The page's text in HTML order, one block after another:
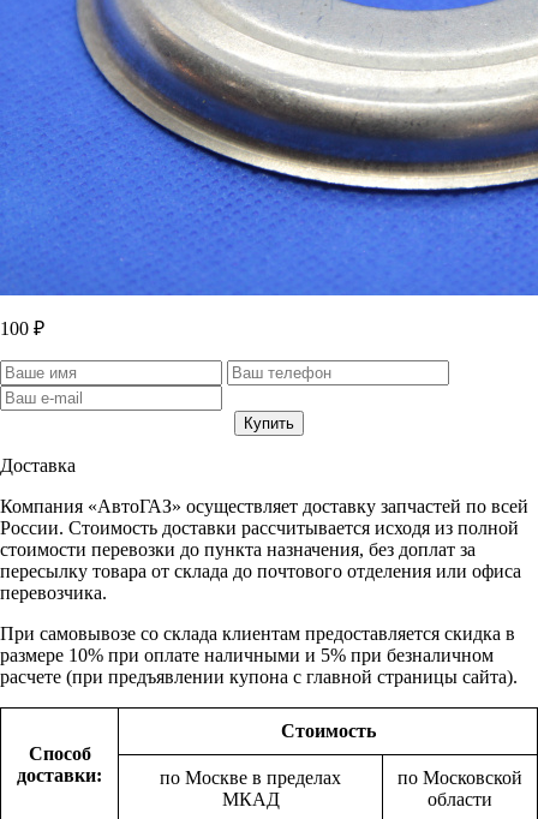
100 ₽
Доставка
Компания «АвтоГАЗ» осуществляет доставку запчастей по всей
России. Стоимость доставки рассчитывается исходя из полной
стоимости перевозки до пункта назначения, без доплат за
пересылку товара от склада до почтового отделения или офиса
перевозчика.
При самовывозе со склада клиентам предоставляется скидка в
размере 10% при оплате наличными и 5% при безналичном
расчете (при предъявлении купона с главной страницы сайта).
Способ
доставки:
Стоимость
по Москве в пределах
МКАД
по Московской
области